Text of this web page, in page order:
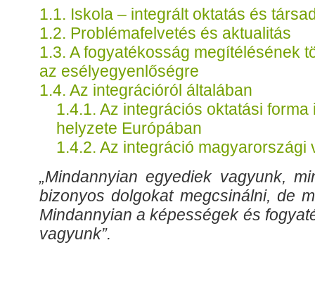
1.1. Iskola – integrált oktatás és
1.2. Problémafelvetés és aktualitás
1.3. A fogyatékosság megítélésének
az esélyegyenlőségre
1.4. Az integrációról általában
1.4.1. Az integrációs oktatási forma
helyzete Európában
1.4.2. Az integráció magyarországi
„Mindannyian egyediek vagyunk,
bizonyos dolgokat megcsinálni, de
Mindannyian a képességek és
vagyunk”.